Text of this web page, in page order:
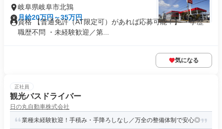
岐阜県岐阜市北鶉
月給20万円～35万円
資格 【普通免許（AT限定可）があれば応募可能！】 ・学歴・
職歴不問 ・未経験歓迎／第...
気になる
正社員
観光バスドライバー
日の丸自動車株式会社
業種未経験歓迎！手積み・手降ろしなし／万全の整備体制で安心◎